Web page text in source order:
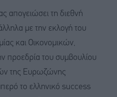
απογειώσει τη διεθνή
με την εκλογή του
και Οικονομικών,
προεδρία του συμβουλίου
της Ευρωζώνης
το ελληνικό success